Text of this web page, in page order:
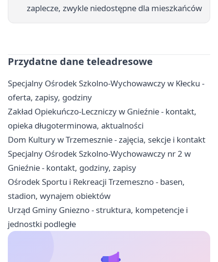
zaplecze, zwykle niedostępne dla mieszkańców
Przydatne dane teleadresowe
Specjalny Ośrodek Szkolno-Wychowawczy w Kłecku -
oferta, zapisy, godziny
Zakład Opiekuńczo-Leczniczy w Gnieźnie - kontakt,
opieka długoterminowa, aktualności
Dom Kultury w Trzemesznie - zajęcia, sekcje i kontakt
Specjalny Ośrodek Szkolno-Wychowawczy nr 2 w
Gnieźnie - kontakt, godziny, zapisy
Ośrodek Sportu i Rekreacji Trzemeszno - basen,
stadion, wynajem obiektów
Urząd Gminy Gniezno - struktura, kompetencje i
jednostki podległe